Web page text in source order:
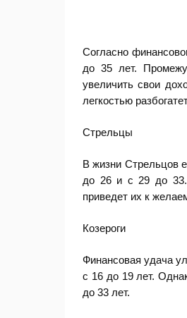
Согласно
до 35 лет.
увеличить свои
легкостью
Стрельцы
В жизни Стрельцов
до 26 и с 29 до 33.
приведет их к
Козероги
Финансовая удача
с 16 до 19 лет.
до 33 лет.